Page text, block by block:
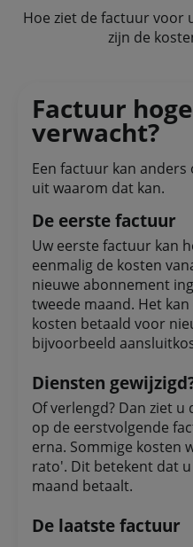
Hoe ziet de factuur voor
zijn de
Factuur
verwacht?
Een factuur kan anders
uit waarom dat kan.
De eerste factuur
Uw eerste factuur kan
eenmalig de kosten
nieuwe abonnement
tweede maand. Het
kosten betaald voor
bijvoorbeeld
Diensten
Of verlengd? Dan ziet
op de eerstvolgende
erna. Sommige kosten
rato'. Dit betekent dat
maand betaalt.
De laatste factuur